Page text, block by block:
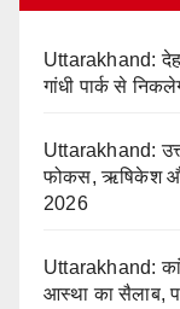
Uttarakhand:
गांधी पार्क से
Uttarakhand:
फोकस, ऋषिकेश और
2026
Uttarakhand:
आस्था का सैलाब,